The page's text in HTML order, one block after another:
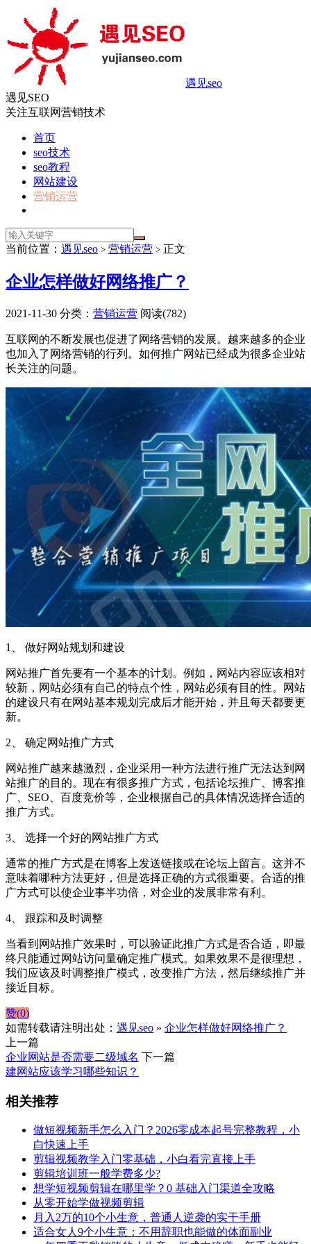
遇见seo
遇见SEO
关注互联网营销技术
首页
seo技术
seo教程
网站建设
营销运营
当前位置： 遇见seo > 营销运营 > 正文
企业怎样做好网络推广？
2021-11-30 分类： 营销运营 阅读(782)
互联网的不断发展也促进了网络营销的发展。越来越多的企业
也加入了网络营销的行列。如何推广网站已经成为很多企业站
长关注的问题。
1、 做好网站规划和建设
网站推广首先要有一个基本的计划。例如，网站内容应该相对
较新，网站必须有自己的特点个性，网站必须有目的性。网站
的建设只有在网站基本规划完成后才能开始，并且每天都要更
新。
2、 确定网站推广方式
网站推广越来越激烈，企业采用一种方法进行推广无法达到网
站推广的目的。现在有很多推广方式，包括论坛推广、博客推
广、SEO、百度竞价等，企业根据自己的具体情况选择合适的
推广方式。
3、 选择一个好的网站推广方式
通常的推广方式是在博客上发送链接或在论坛上留言。这并不
意味着哪种方法更好，但是选择正确的方式很重要。合适的推
广方式可以使企业事半功倍，对企业的发展非常有利。
4、 跟踪和及时调整
当看到网站推广效果时，可以验证此推广方式是否合适，即最
终只能通过网站访问量确定推广模式。如果效果不是很理想，
我们应该及时调整推广模式，改变推广方法，然后继续推广并
接近目标。
赞(0)
如需转载请注明出处： 遇见seo » 企业怎样做好网络推广？
上一篇
企业网站是否需要二级域名 下一篇
建网站应该学习哪些知识？
相关推荐
做短视频新手怎么入门？2026零成本起号完整教程，小
白快速上手
剪辑视频教学入门零基础，小白看完直接上手
剪辑培训班一般学费多少?
想学短视频剪辑在哪里学？0 基础入门渠道全攻略
从零开始学做视频剪辑
月入2万的10个小生意，普通人逆袭的实干手册
适合女人9个小生意：不用辞职也能做的体面副业